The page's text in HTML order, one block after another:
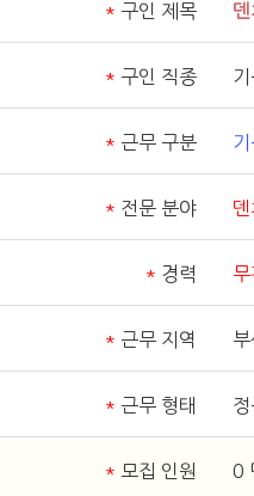
* 구인 제목
* 구인 직종
* 근무 구분
* 전문 분야
* 경력
* 근무 지역
* 근무 형태
* 모집 인원 0